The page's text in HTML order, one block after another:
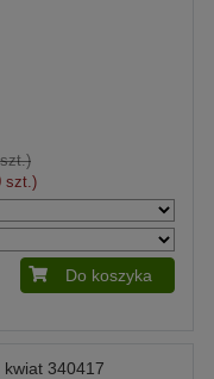
szt.)
Do koszyka
340417